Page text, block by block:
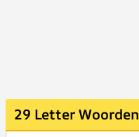
29 Letter Woorden